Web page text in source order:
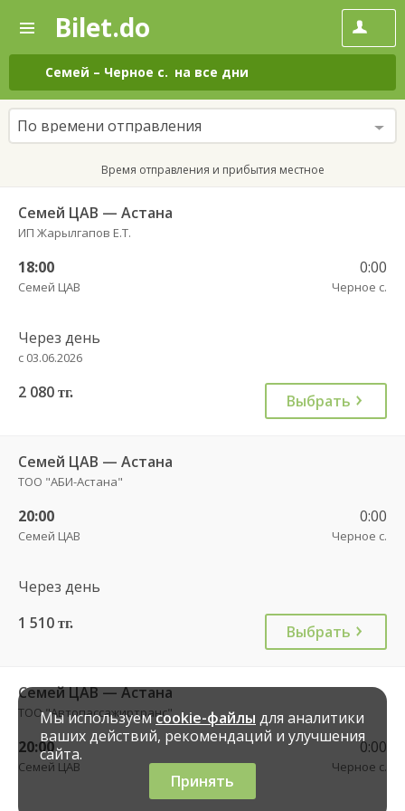
—
Поиск
и
покупка
билетов
на
автобус
онлайн
Bilet.do
Семей – Черное с. на все дни
По времени отправления
Время отправления и прибытия местное
Семей ЦАВ — Астана
ИП Жарылгапов Е.Т.
18:00
Семей ЦАВ
0:00
Черное с.
Через день
с 03.06.2026
2 080 тг. Выбрать
Семей ЦАВ — Астана
ТОО "АБИ-Астана"
20:00
Семей ЦАВ
0:00
Черное с.
Через день
1 510 тг. Выбрать
Семей ЦАВ — Астана
ТОО "Автопассажиртранс"
20:00
Семей ЦАВ
0:00
Черное с.
Мы используемcookie-файлы для аналитики
ваших действий, рекомендаций и улучшения
сайта.
Принять